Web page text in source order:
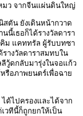
มว จากจีนแผ่นดินใหญ่
สตัน ยังเดินหน้ากวาด
นี้เธอก็ได้รางวัลดารา
ม แคททรัล ผู้รับบทซา
รางวัลดาราสมทบใน
วู้ดกลับมารุ่งในจอแก้ว
รือภาพยนตร์เพื่อฉาย
ด้ไปครองและได้จาก
วทีนี้ก็ถูกยกให้เป็น